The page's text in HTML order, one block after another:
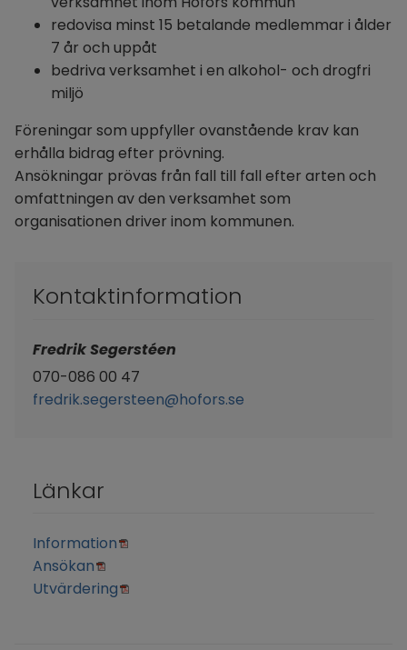
redovisa minst 15 betalande medlemmar i ålder
7 år och uppåt
bedriva verksamhet i en alkohol- och drogfri
miljö
Föreningar som uppfyller ovanstående krav kan
erhålla bidrag efter prövning.
Ansökningar prövas från fall till fall efter arten och
omfattningen av den verksamhet som
organisationen driver inom kommunen.
Kontaktinformation
Fredrik Segerstéen
070-086 00 47
fredrik.segersteen@hofors.se
Länkar
Information Pdf.
Ansökan Pdf.
Utvärdering Pdf.